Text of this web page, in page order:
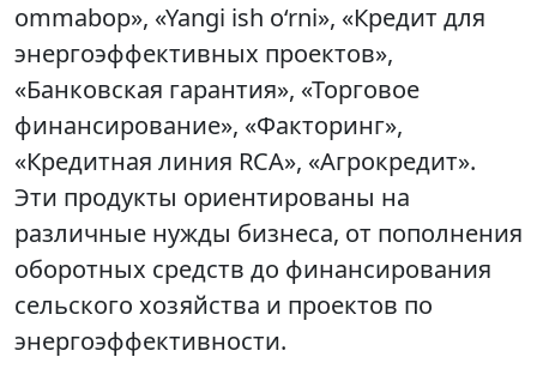
ommabop», «Yangi ish o‘rni», «Кредит для
энергоэффективных проектов»,
«Банковская гарантия», «Торговое
финансирование», «Факторинг»,
«Кредитная линия RCA», «Агрокредит».
Эти продукты ориентированы на
различные нужды бизнеса, от пополнения
оборотных средств до финансирования
сельского хозяйства и проектов по
энергоэффективности.